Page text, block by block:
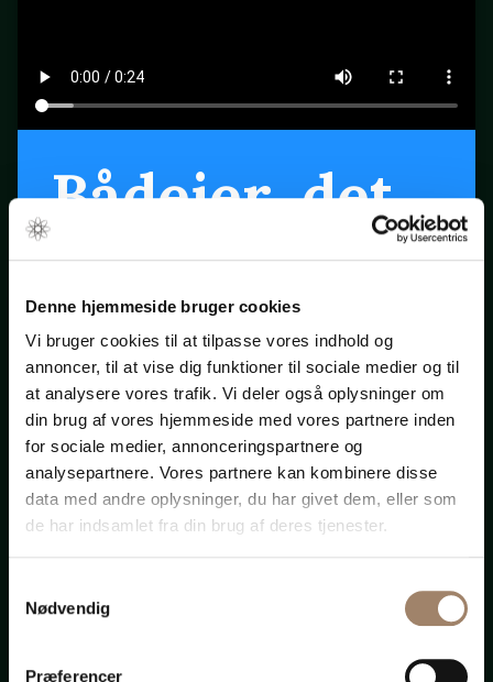
Denne hjemmeside bruger cookies
Vi bruger cookies til at tilpasse vores indhold og
annoncer, til at vise dig funktioner til sociale medier og til
at analysere vores trafik. Vi deler også oplysninger om
din brug af vores hjemmeside med vores partnere inden
for sociale medier, annonceringspartnere og
analysepartnere. Vores partnere kan kombinere disse
data med andre oplysninger, du har givet dem, eller som
de har indsamlet fra din brug af deres tjenester.
Nødvendig
Præferencer
Bådejer, det
er snart
forår ...
Klik på startpilen ovenfor
Bådadvokaten.dk
Advokat-